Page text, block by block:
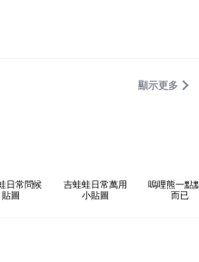
顯示更多
日常問候
貼圖
吉蛙蛙日常萬用
小貼圖
嗚哩熊一點
而已